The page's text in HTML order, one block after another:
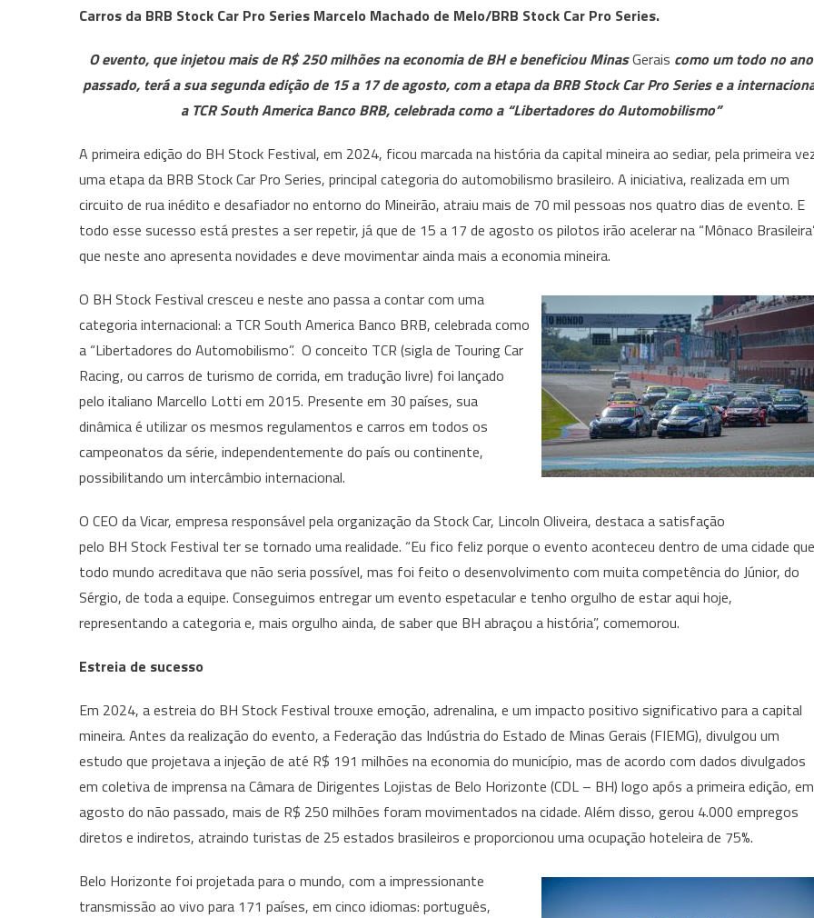
Stock
apresenta
duas
categorias
automobilismo
e
movimenta
a
economia
Carros da BRB Stock Car Pro Series Marcelo Machado de Melo/BRB Stock Car Pro Series.
O evento, que injetou mais de R$ 250 milhões na economia de BH e beneficiou MinasGerais como um todo no ano
passado, terá a sua segunda edição de 15 a 17 de agosto, com a etapa da BRB Stock Car Pro Series e a
a TCR South America Banco BRB, celebrada como a “Libertadores do Automobilismo”
A primeira edição do BH Stock Festival, em 2024, ficou marcada na história da capital mineira ao sediar, pela primeira
uma etapa da BRB Stock Car Pro Series, principal categoria do automobilismo brasileiro. A iniciativa, realizada em um
circuito de rua inédito e desafiador no entorno do Mineirão, atraiu mais de 70 mil pessoas nos quatro dias de evento. E
todo esse sucesso está prestes a ser repetir, já que de 15 a 17 de agosto os pilotos irão acelerar na “Mônaco
que neste ano apresenta novidades e deve movimentar ainda mais a economia mineira.
O BH Stock Festival cresceu e neste ano passa a contar com uma
categoria internacional: a TCR South America Banco BRB, celebrada como
a “Libertadores do Automobilismo”. O conceito TCR (sigla de Touring Car
Racing, ou carros de turismo de corrida, em tradução livre) foi lançado
pelo italiano Marcello Lotti em 2015. Presente em 30 países, sua
dinâmica é utilizar os mesmos regulamentos e carros em todos os
campeonatos da série, independentemente do país ou continente,
possibilitando um intercâmbio internacional.
O CEO da Vicar, empresa responsável pela organização da Stock Car, Lincoln Oliveira, destaca a satisfação
pelo BH Stock Festival ter se tornado uma realidade. “Eu fico feliz porque o evento aconteceu dentro de uma cidade que
todo mundo acreditava que não seria possível, mas foi feito o desenvolvimento com muita competência do Júnior, do
Sérgio, de toda a equipe. Conseguimos entregar um evento espetacular e tenho orgulho de estar aqui hoje,
representando a categoria e, mais orgulho ainda, de saber que BH abraçou a história”, comemorou.
Estreia de sucesso
Em 2024, a estreia do BH Stock Festival trouxe emoção, adrenalina, e um impacto positivo significativo para a capital
mineira. Antes da realização do evento, a Federação das Indústria do Estado de Minas Gerais (FIEMG), divulgou um
estudo que projetava a injeção de até R$ 191 milhões na economia do município, mas de acordo com dados divulgados
em coletiva de imprensa na Câmara de Dirigentes Lojistas de Belo Horizonte (CDL – BH) logo após a primeira edição, em
agosto do não passado, mais de R$ 250 milhões foram movimentados na cidade. Além disso, gerou 4.000 empregos
diretos e indiretos, atraindo turistas de 25 estados brasileiros e proporcionou uma ocupação hoteleira de 75%.
Belo Horizonte foi projetada para o mundo, com a impressionante
transmissão ao vivo para 171 países, em cinco idiomas: português,